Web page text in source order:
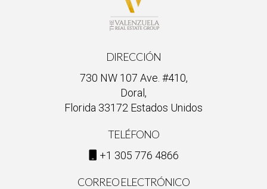
DIRECCIÓN
730 NW 107 Ave. #410,
Doral,
Florida 33172 Estados Unidos
TELÉFONO
+1 305 776 4866
CORREO ELECTRÓNICO